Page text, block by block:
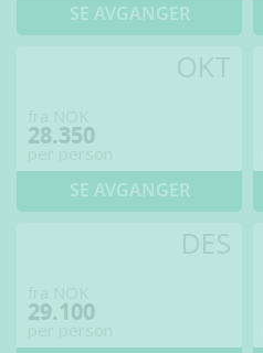
SE AVGANGER
28.350
SE AVGANGER
29.100